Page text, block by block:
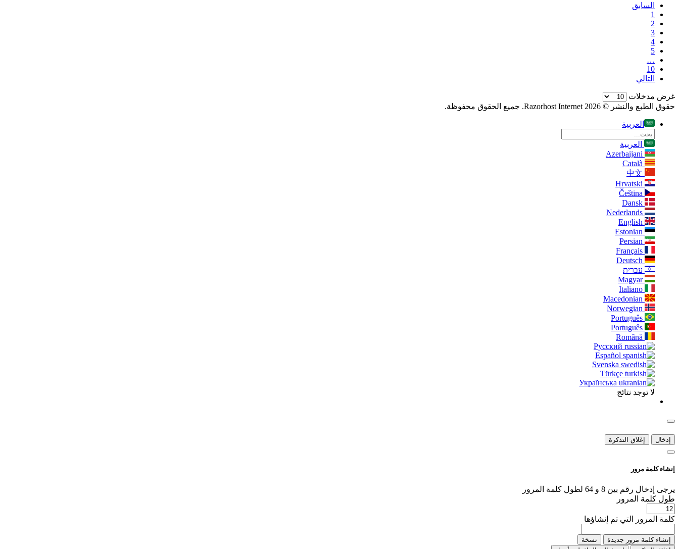
السابق
1
2
3
4
5
…
10
التالي
غرض مدخلات
حقوق الطبع والنشر © 2026 Razorhost Internet. جميع الحقوق محفوظة.
العربية
العربية
Azerbaijani
Català
中文
Hrvatski
Čeština
Dansk
Nederlands
English
Estonian
Persian
Français
Deutsch
עברית
Magyar
Italiano
Macedonian
Norwegian
Português
Português
Română
Русский
Español
Svenska
Türkçe
Українська
لا توجد نتائج
إدخال إغلاق التذكرة
إنشاء كلمة مرور
يرجى إدخال رقم بين 8 و 64 لطول كلمة المرور
طول كلمة المرور
كلمة المرور التي تم إنشاؤها
إنشاء كلمة مرور جديدة
نسخة